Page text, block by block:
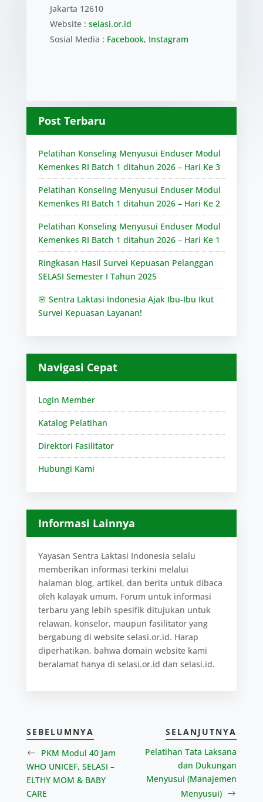
Jakarta 12610
Website : selasi.or.id
Sosial Media : Facebook, Instagram
Post Terbaru
Pelatihan Konseling Menyusui Enduser Modul
Kemenkes RI Batch 1 ditahun 2026 – Hari Ke 3
Pelatihan Konseling Menyusui Enduser Modul
Kemenkes RI Batch 1 ditahun 2026 – Hari Ke 2
Pelatihan Konseling Menyusui Enduser Modul
Kemenkes RI Batch 1 ditahun 2026 – Hari Ke 1
Ringkasan Hasil Survei Kepuasan Pelanggan
SELASI Semester I Tahun 2025
🌸 Sentra Laktasi Indonesia Ajak Ibu-Ibu Ikut
Survei Kepuasan Layanan!
Navigasi Cepat
Login Member
Katalog Pelatihan
Direktori Fasilitator
Hubungi Kami
Informasi Lainnya
Yayasan Sentra Laktasi Indonesia selalu
memberikan informasi terkini melalui
halaman blog, artikel, dan berita untuk dibaca
oleh kalayak umum. Forum untuk informasi
terbaru yang lebih spesifik ditujukan untuk
relawan, konselor, maupun fasilitator yang
bergabung di website selasi.or.id. Harap
diperhatikan, bahwa domain website kami
beralamat hanya di selasi.or.id dan selasi.id.
SEBELUMNYA
PKM Modul 40 Jam
WHO UNICEF, SELASI –
ELTHY MOM & BABY
CARE
SELANJUTNYA
Pelatihan Tata Laksana
dan Dukungan
Menyusui (Manajemen
Menyusui)